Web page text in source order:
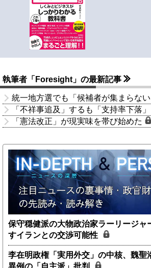
執筆者「Foresight」の最新記事
統一地方選でも「候補者が集まらな
「不祥事追及」するも「支持率下落
「憲法改正」が現実味を帯び始めた
保守穏健派の大物政治家ラーリージャ
すイランとの交渉可能性
李在明政権「実用外交」の中核、魏聖